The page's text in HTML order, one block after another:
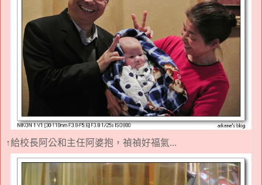
↑給校長阿公和主任阿婆抱，禎禎好福氣...